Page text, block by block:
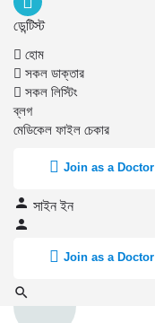
ডেন্টিস্ট
হোম
সকল ডাক্তার
সকল লিস্টিং
ব্লগ
মেডিকেল ফাইল চেকার
Join as a Doctor
সাইন ইন
Join as a Doctor